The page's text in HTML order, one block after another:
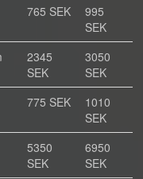
765 SEK
995
SEK
2345
SEK
3050
SEK
775 SEK
1010
SEK
5350
SEK
6950
SEK